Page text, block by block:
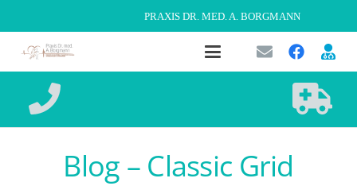
PRAXIS DR. MED. A. BORGMANN
Blog – Classic Grid